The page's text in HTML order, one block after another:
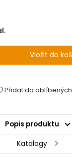
Přidat do oblíbených
Popis produktu
Katalogy